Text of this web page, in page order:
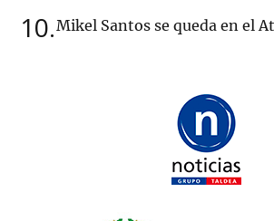
10 Mikel Santos se queda en el